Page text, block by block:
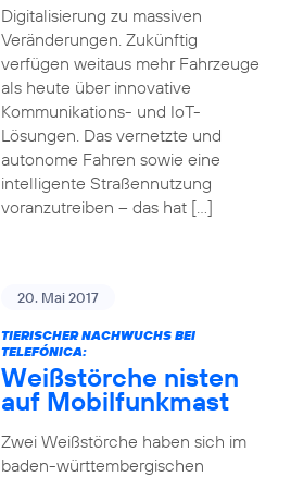
Digitalisierung zu massiven
Veränderungen. Zukünftig
verfügen weitaus mehr Fahrzeuge
als heute über innovative
Kommunikations- und IoT-
Lösungen. Das vernetzte und
autonome Fahren sowie eine
intelligente Straßennutzung
voranzutreiben – das hat […]
20. Mai 2017
TIERISCHER NACHWUCHS BEI
TELEFÓNICA:
Weißstörche nisten
auf Mobilfunkmast
Zwei Weißstörche haben sich im
baden-württembergischen